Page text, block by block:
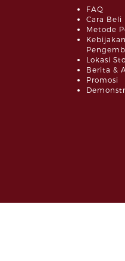
FAQ
Cara Beli
Metode
Kebijakan
Lokasi
Berita &
Promosi